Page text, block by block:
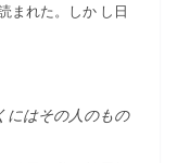
まれた。しか し日
にはその人のもの